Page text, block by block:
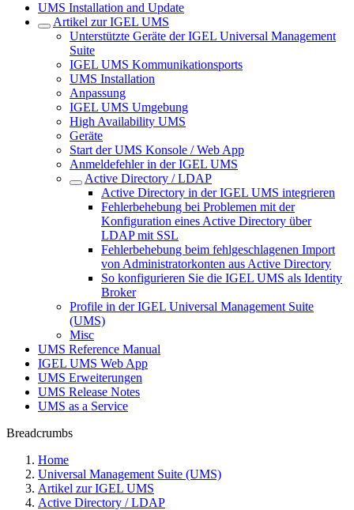
UMS Installation and Update
Artikel zur IGEL UMS
Unterstützte Geräte der IGEL Universal Management
Suite
IGEL UMS Kommunikationsports
UMS Installation
Anpassung
IGEL UMS Umgebung
High Availability UMS
Geräte
Start der UMS Konsole / Web App
Anmeldefehler in der IGEL UMS
Active Directory / LDAP
Active Directory in der IGEL UMS integrieren
Fehlerbehebung bei Problemen mit der
Konfiguration eines Active Directory über
LDAP mit SSL
Fehlerbehebung beim fehlgeschlagenen Import
von Administratorkonten aus Active Directory
So konfigurieren Sie die IGEL UMS als Identity
Broker
Profile in der IGEL Universal Management Suite
(UMS)
Misc
UMS Reference Manual
IGEL UMS Web App
UMS Erweiterungen
UMS Release Notes
UMS as a Service
Breadcrumbs
Home
Universal Management Suite (UMS)
Artikel zur IGEL UMS
Active Directory / LDAP